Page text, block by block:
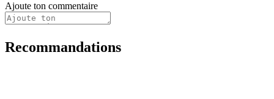
Ajoute ton commentaire
Recommandations